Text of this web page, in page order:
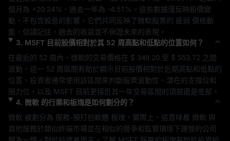
個月為 +20.24% ，過去一年為 -4.51% 。這些數據僅反映股價變
動，不包含股息的影響。它們共同反映了微軟股票的 疲弱 價格動
能，但請記住，過去的收益並不保證未來的表現。
3. MSFT目前股價相對於其 52 周高點和低點的位置如何？
在最近的 52 周內， 微軟的交易價格在 $ 349.20 至 $ 553.72 之間
波動。這一 52 周區間有助於顯示目前股價相對於近期高點和低點的
位置，投資者通常使用該區間來判斷股票波動性、潛在的支撐位和
阻力位，以及 MSFT 目前更接近其一年交易區間的頂部還是底部。
4. 微軟的行業和板塊是如何劃分的？
微軟 被劃分為 服務-預打包軟體 板塊。實際上，這意味着 微軟 與
其他服務於類似終端市場並在相似的競爭和監管環境下運營的公司